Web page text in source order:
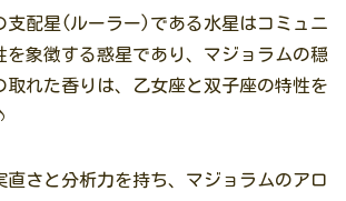
支配星(ルーラー)である水星はコミュニ
を象徴する惑星であり、マジョラムの穏
取れた香りは、乙女座と双子座の特性を
直さと分析力を持ち、マジョラムのアロ